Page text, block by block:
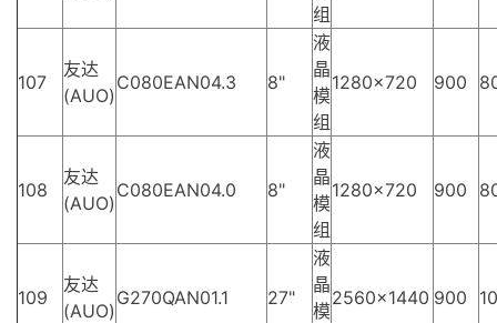
组
107
友达
(AUO)
C080EAN04.3 8"
液
晶
模
组
1280×720 900
108
友达
(AUO)
C080EAN04.0 8"
液
晶
模
组
1280×720 900
109
友达
(AUO)
G270QAN01.1 27"
液
晶
模
2560×1440 900